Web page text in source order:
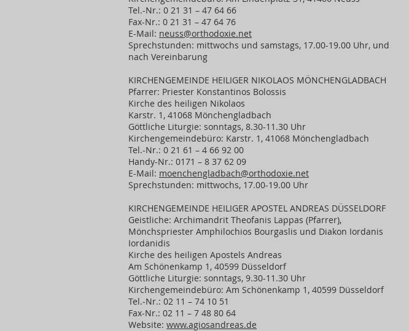
Tel.-Nr.: 0 21 31 – 47 64 66
Fax-Nr.: 0 21 31 – 47 64 76
E-Mail: neuss@orthodoxie.net
Sprechstunden: mittwochs und samstags, 17.00-19.00 Uhr, und
nach Vereinbarung
KIRCHENGEMEINDE HEILIGER NIKOLAOS MÖNCHENGLADBACH
Pfarrer: Priester Konstantinos Bolossis
Kirche des heiligen Nikolaos
Karstr. 1, 41068 Mönchengladbach
Göttliche Liturgie: sonntags, 8.30-11.30 Uhr
Kirchengemeindebüro: Karstr. 1, 41068 Mönchengladbach
Tel.-Nr.: 0 21 61 – 4 66 92 00
Handy-Nr.: 0171 – 8 37 62 09
E-Mail: moenchengladbach@orthodoxie.net
Sprechstunden: mittwochs, 17.00-19.00 Uhr
KIRCHENGEMEINDE HEILIGER APOSTEL ANDREAS DÜSSELDORF
Geistliche: Archimandrit Theofanis Lappas (Pfarrer),
Mönchspriester Amphilochios Bourgaslis und Diakon Iordanis
Iordanidis
Kirche des heiligen Apostels Andreas
Am Schönenkamp 1, 40599 Düsseldorf
Göttliche Liturgie: sonntags, 9.30-11.30 Uhr
Kirchengemeindebüro: Am Schönenkamp 1, 40599 Düsseldorf
Tel.-Nr.: 02 11 – 74 10 51
Fax-Nr.: 02 11 – 7 48 80 64
Website: www.agiosandreas.de